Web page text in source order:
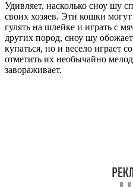
Удивляет, насколько сноу шу
своих хозяев. Эти кошки
гулять на шлейке и играть с
других пород, сноу шу
купаться, но и весело играет
отметить их необычайно
завораживает.